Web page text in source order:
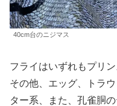
40cm台のニジマス
フライはいずれもプリ
その他、エッグ、トラ
ター系、また、孔雀胴